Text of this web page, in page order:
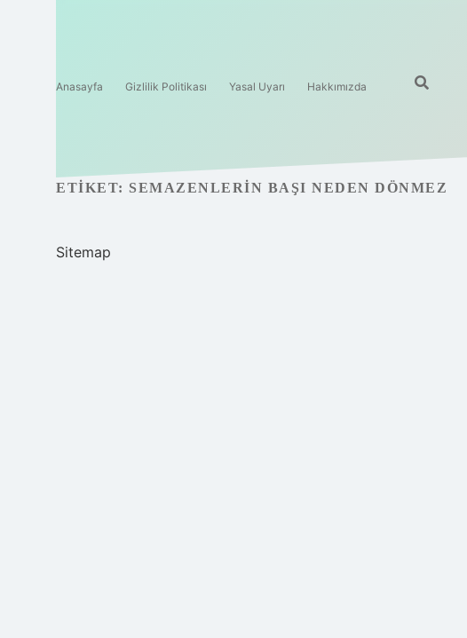
Anasayfa Gizlilik Politikası Yasal Uyarı Hakkımızda
ETIKET: SEMAZENLERIN BAŞI NEDEN DÖNMEZ
Sitemap